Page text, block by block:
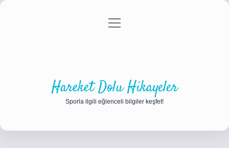
Gizlilik Politikası
menüyü
Hareket Dolu Hikayeler
Sporla ilgili eğlenceli bilgiler keşfet!